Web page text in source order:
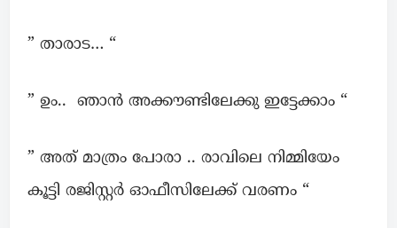
” താരാട… “
” ഉം.. ഞാൻ അക്കൗണ്ടിലേക്കു ഇട്ടേക്കാം “
” അത് മാത്രം പോരാ .. രാവിലെ നിമ്മിയേം
കൂട്ടി രജിസ്റ്റർ ഓഫീസിലേക്ക് വരണം “